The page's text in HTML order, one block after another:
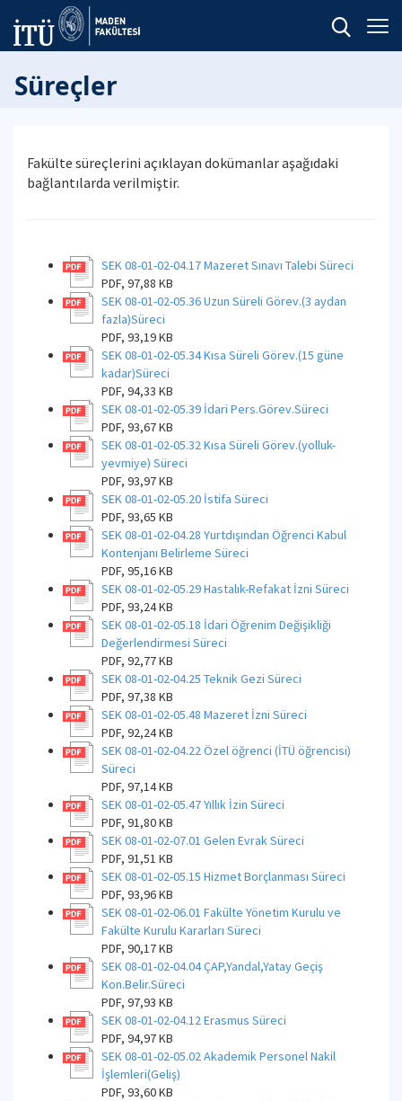
Süreçler
Fakülte süreçlerini açıklayan dokümanlar aşağıdaki
bağlantılarda verilmiştir.
SEK 08-01-02-04.17 Mazeret Sınavı Talebi Süreci
PDF, 97,88 KB
SEK 08-01-02-05.36 Uzun Süreli Görev.(3 aydan
fazla)Süreci
PDF, 93,19 KB
SEK 08-01-02-05.34 Kısa Süreli Görev.(15 güne
kadar)Süreci
PDF, 94,33 KB
SEK 08-01-02-05.39 İdari Pers.Görev.Süreci
PDF, 93,67 KB
SEK 08-01-02-05.32 Kısa Süreli Görev.(yolluk-
yevmiye) Süreci
PDF, 93,97 KB
SEK 08-01-02-05.20 İstifa Süreci
PDF, 93,65 KB
SEK 08-01-02-04.28 Yurtdışından Öğrenci Kabul
Kontenjanı Belirleme Süreci
PDF, 95,16 KB
SEK 08-01-02-05.29 Hastalık-Refakat İzni Süreci
PDF, 93,24 KB
SEK 08-01-02-05.18 İdari Öğrenim Değişikliği
Değerlendirmesi Süreci
PDF, 92,77 KB
SEK 08-01-02-04.25 Teknik Gezi Süreci
PDF, 97,38 KB
SEK 08-01-02-05.48 Mazeret İzni Süreci
PDF, 92,24 KB
SEK 08-01-02-04.22 Özel öğrenci (İTÜ öğrencisi)
Süreci
PDF, 97,14 KB
SEK 08-01-02-05.47 Yıllık İzin Süreci
PDF, 91,80 KB
SEK 08-01-02-07.01 Gelen Evrak Süreci
PDF, 91,51 KB
SEK 08-01-02-05.15 Hizmet Borçlanması Süreci
PDF, 93,96 KB
SEK 08-01-02-06.01 Fakülte Yönetim Kurulu ve
Fakülte Kurulu Kararları Süreci
PDF, 90,17 KB
SEK 08-01-02-04.04 ÇAP,Yandal,Yatay Geçiş
Kon.Belir.Süreci
PDF, 97,93 KB
SEK 08-01-02-04.12 Erasmus Süreci
PDF, 94,97 KB
SEK 08-01-02-05.02 Akademik Personel Nakil
İşlemleri(Geliş)
PDF, 93,60 KB